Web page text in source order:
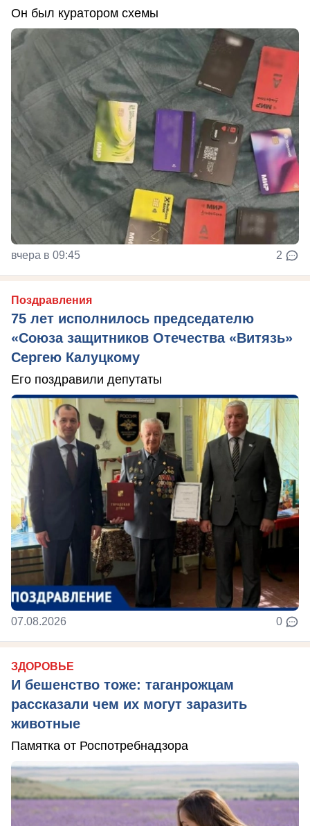
Он был куратором схемы
вчера в 09:45 2
Поздравления
75 лет исполнилось председателю
«Союза защитников Отечества «Витязь»
Сергею Калуцкому
Его поздравили депутаты
07.08.2026 0
ЗДОРОВЬЕ
И бешенство тоже: таганрожцам
рассказали чем их могут заразить
животные
Памятка от Роспотребнадзора